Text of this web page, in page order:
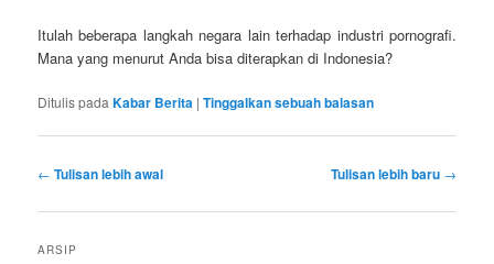
Itulah beberapa langkah negara lain terhadap industri pornografi.
Mana yang menurut Anda bisa diterapkan di Indonesia?
Ditulis pada Kabar Berita |Tinggalkan sebuah balasan
Navigasi
← Tulisan lebih awal Tulisan lebih baru →
ARSIP